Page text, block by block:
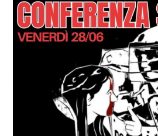
SOCIALE!